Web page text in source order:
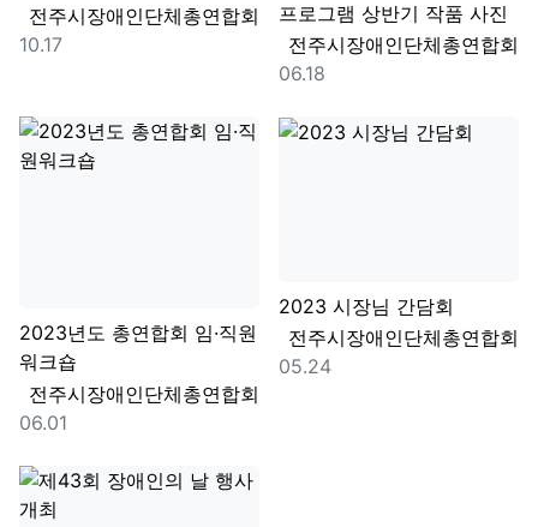
등록자
전주시장애인단체총연합회
등록일
10.17
프로그램 상반기 작품 사진
등록자
전주시장애인단체총연합회
등록일
06.18
2023년도 총연합회 임·직원
워크숍
등록자
전주시장애인단체총연합회
등록일
06.01
2023 시장님 간담회
등록자
전주시장애인단체총연합회
등록일
05.24